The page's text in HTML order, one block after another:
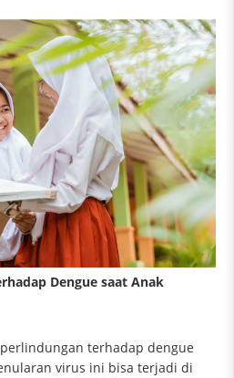
Dengue saat Anak
terhadap dengue
virus ini bisa terjadi di